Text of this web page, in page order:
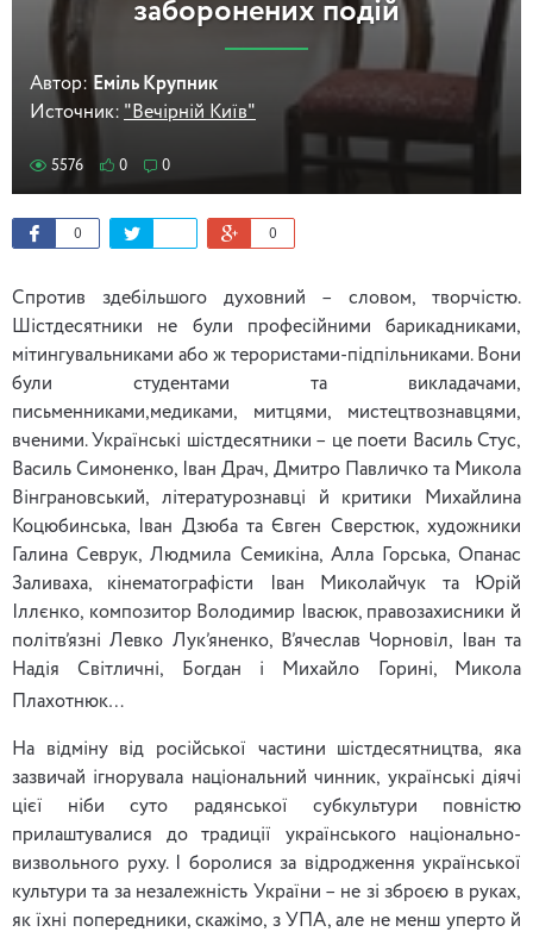
заборонених подій
Автор: Еміль Крупник
Источник: "Вечірній Київ"
5576 0 0
0 0
Спротив здебільшого духовний – словом, творчістю.
Шістдесятники не були професійними барикадниками,
мітингувальниками або ж терористами-підпільниками. Вони
були студентами та викладачами,
письменниками,медиками, митцями, мистецтвознавцями,
вченими. Українські шістдесятники – це поети Василь Стус,
Василь Симоненко, Іван Драч, Дмитро Павличко та Микола
Вінграновський, літературознавці й критики Михайлина
Коцюбинська, Іван Дзюба та Євген Сверстюк, художники
Галина Севрук, Людмила Семикіна, Алла Горська, Опанас
Заливаха, кінематографісти Іван Миколайчук та Юрій
Іллєнко, композитор Володимир Івасюк, правозахисники й
політв’язні Левко Лук’яненко, В’ячеслав Чорновіл, Іван та
Надія Світличні, Богдан і Михайло Горині, Микола
Плахотнюк…
На відміну від російської частини шістдесятництва, яка
зазвичай ігнорувала національний чинник, українські діячі
цієї ніби суто радянської субкультури повністю
прилаштувалися до традиції українського національно-
визвольного руху. І боролися за відродження української
культури та за незалежність України – не зі зброєю в руках,
як їхні попередники, скажімо, з УПА, але не менш уперто й